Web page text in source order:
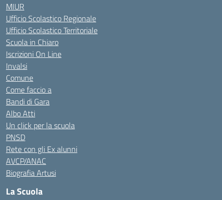
MIUR
Ufficio Scolastico Regionale
Ufficio Scolastico Territoriale
Scuola in Chiaro
Iscrizioni On Line
Invalsi
Comune
Come faccio a
Bandi di Gara
Albo Atti
Un click per la scuola
PNSD
Rete con gli Ex alunni
AVCP/ANAC
Biografia Artusi
La Scuola